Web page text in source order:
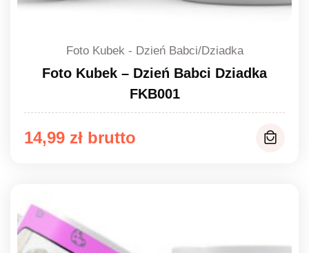
Foto Kubek - Dzień Babci/Dziadka
Foto Kubek – Dzień Babci Dziadka
FKB001
14,99 zł